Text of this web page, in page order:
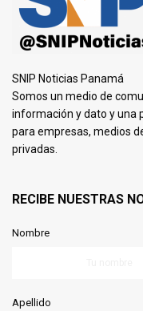
SNIP Noticias Panamá
Somos un medio de
información y dato y una
para empresas, medios
privadas.
RECIBE NUESTRAS
Nombre
Apellido